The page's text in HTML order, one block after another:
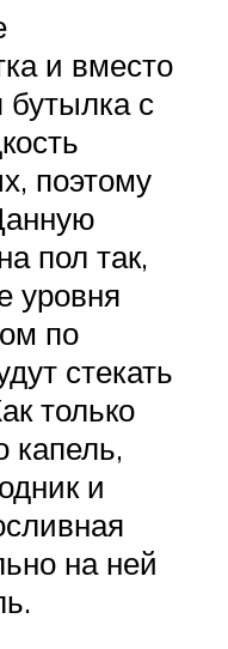
и вместо
бутылка с
поэтому
пол так,
уровня
по
стекать
только
капель,
и
на ней